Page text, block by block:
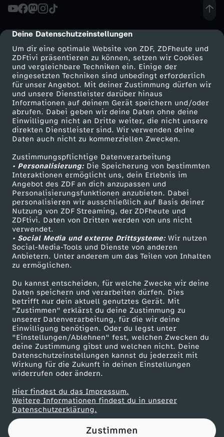
cmp-dialog-description
Deine Datenschutzeinstellungen
Um dir eine optimale Website von ZDF, ZDFheute und
ZDFtivi präsentieren zu können, setzen wir Cookies
und vergleichbare Techniken ein. Einige der
eingesetzten Techniken sind unbedingt erforderlich
für unser Angebot. Mit deiner Zustimmung dürfen wir
und unsere Dienstleister darüber hinaus
Informationen auf deinem Gerät speichern und/oder
abrufen. Dabei geben wir deine Daten ohne deine
Einwilligung nicht an Dritte weiter, die nicht unsere
direkten Dienstleister sind. Wir verwenden deine
Daten auch nicht zu kommerziellen Zwecken.
Zustimmungspflichtige Datenverarbeitung
• Personalisierung:Die Speicherung von bestimmten
Interaktionen ermöglicht uns, dein Erlebnis im
Angebot des ZDF an dich anzupassen und
Personalisierungsfunktionen anzubieten. Dabei
personalisieren wir ausschließlich auf Basis deiner
Nutzung von ZDF Streaming, der ZDFheute und
ZDFtivi. Daten von Dritten werden von uns nicht
verwendet.
• Social Media und externe Drittsysteme:Wir nutzen
Social-Media-Tools und Dienste von anderen
Anbietern. Unter anderem um das Teilen von Inhalten
zu ermöglichen.
Du kannst entscheiden, für welche Zwecke wir deine
Daten speichern und verarbeiten dürfen. Dies
betrifft nur dein aktuell genutztes Gerät. Mit
"Zustimmen" erklärst du deine Zustimmung zu
unserer Datenverarbeitung, für die wir deine
Einwilligung benötigen. Oder du legst unter
"Einstellungen/Ablehnen" fest, welchen Zwecken du
deine Zustimmung gibst und welchen nicht. Deine
Datenschutzeinstellungen kannst du jederzeit mit
Wirkung für die Zukunft in deinen Einstellungen
widerrufen oder ändern.
Hier findest du das Impressum.
Weitere Informationen findest du in unserer
Datenschutzerklärung.
Zustimmen
-
Q
u
i
z
-
S
S
B
1
7
-
F
i
c
k
t
e
Mehr ZDF
ZDF-Apps
Smart TV
ZDFtext
Livestreams
Sendungen A-Z
TV-Programm
Service
ZDFmitreden
Kontakt zum ZDF
Tickets
Zuschauerservice
Hilfe
ZDF Unternehmen
Karriere
ZDF goes Schule
Werbefernsehen
Mainzelmännchen
Partner